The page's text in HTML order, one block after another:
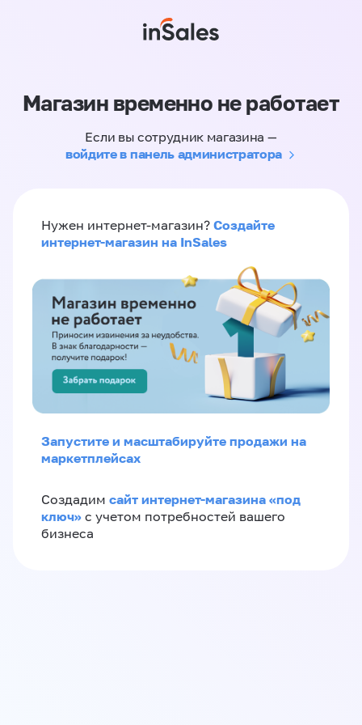
Магазин временно не работает
Если вы сотрудник магазина —
войдите в панель администратора
Нужен интернет-магазин? Создайте
интернет-магазин на InSales
Запустите и масштабируйте продажи на
маркетплейсах
Создадим сайт интернет-магазина «под
ключ» с учетом потребностей вашего
бизнеса